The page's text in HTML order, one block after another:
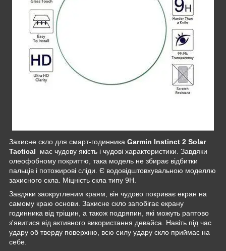
Захисне скло для смарт-годинника Garmin Instinct 2 Solar
Tactical
має чудову якість і чудові характеристики. Завдяки
олеофобному покриттю, така модель не збирає відбитки
пальців і потожирові сліди. Є водовідштовхувальною моделлю
захисного скла. Міцність скла типу 9Н.
Завдяки заокругленим краям, він чудово покриває екран на
самому краю основи. Захисне скло запобігає екрану
годинника від тріщин, а також подряпин, які можуть раптово
з'явитися від активного використання девайса. Навіть під час
удару об тверду поверхню, всю силу удару скло приймає на
себе.